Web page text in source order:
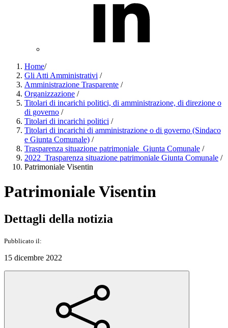
Home/
Gli Atti Amministrativi /
Amministrazione Trasparente /
Organizzazione /
Titolari di incarichi politici, di amministrazione, di direzione o
di governo /
Titolari di incarichi politici /
Titolari di incarichi di amministrazione o di governo (Sindaco
e Giunta Comunale) /
Trasparenza situazione patrimoniale_Giunta Comunale /
2022_Trasparenza situazione patrimoniale Giunta Comunale /
Patrimoniale Visentin
Patrimoniale Visentin
Dettagli della notizia
Pubblicato il:
15 dicembre 2022